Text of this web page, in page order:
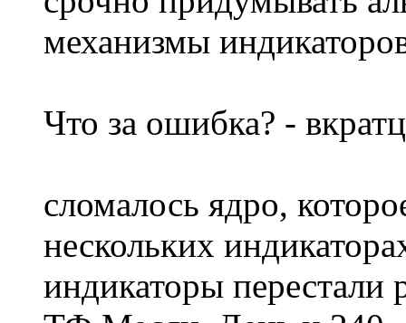
механизмы
Что за ошибка? -
сломалось ядро,
нескольких
индикаторы перестали